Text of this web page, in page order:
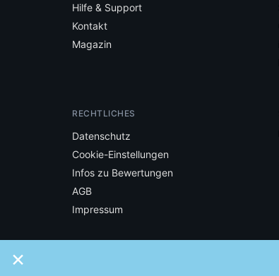
×
Hilfe & Support
Kontakt
Magazin
RECHTLICHES
Datenschutz
Cookie-Einstellungen
Infos zu Bewertungen
AGB
Impressum